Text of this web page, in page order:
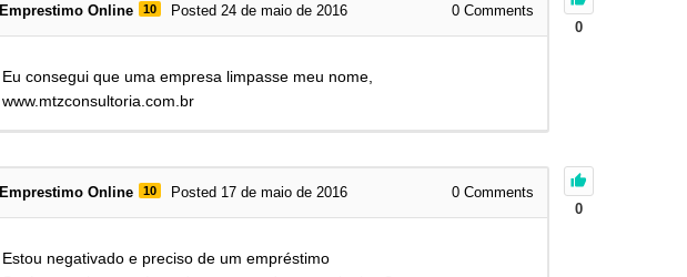
0
Emprestimo Online 10 Posted 24 de maio de 2016 0 Comments
Eu consegui que uma empresa limpasse meu nome,
www.mtzconsultoria.com.br
0
Emprestimo Online 10 Posted 17 de maio de 2016 0 Comments
Estou negativado e preciso de um empréstimo